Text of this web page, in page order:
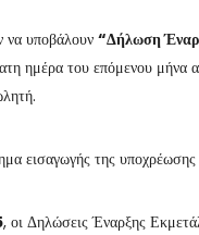
να υποβάλουν “Δήλωση
ημέρα του επόμενου
εισαγωγής της
, οι Δηλώσεις Έναρξης